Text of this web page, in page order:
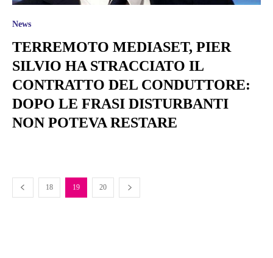
News
TERREMOTO MEDIASET, PIER
SILVIO HA STRACCIATO IL
CONTRATTO DEL CONDUTTORE:
DOPO LE FRASI DISTURBANTI
NON POTEVA RESTARE
18 19 20